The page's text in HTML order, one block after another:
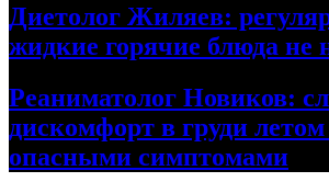
Диетолог Жиляев:
жидкие горячие блюда не
Реаниматолог Новиков:
дискомфорт в груди
опасными симптомами